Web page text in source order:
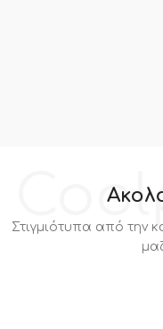
Στιγμιότυπα από την